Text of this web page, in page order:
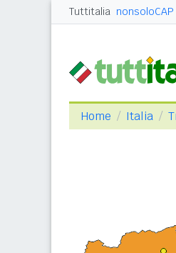
Tuttitalia nonsoloCAP
Home Italia